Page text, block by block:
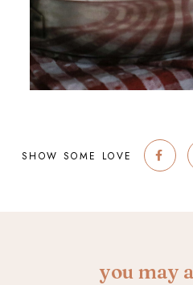
SHOW SOME LOVE
you may